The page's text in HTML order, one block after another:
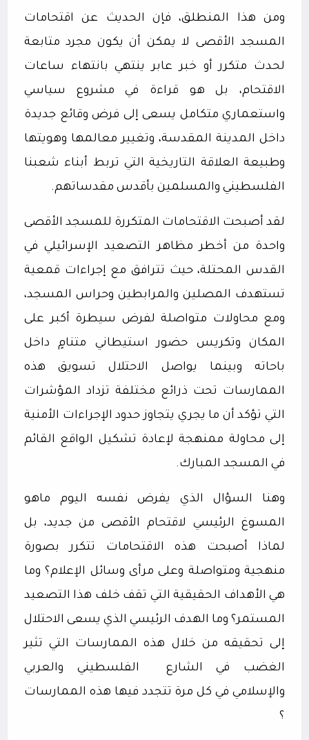
ومن هذا المنطلق، فإن الحديث عن اقتحامات
المسجد الأقصى لا يمكن أن يكون مجرد متابعة
لحدث متكرر أو خبر عابر ينتهي بانتهاء ساعات
الاقتحام، بل هو قراءة في مشروع سياسي
واستعماري متكامل يسعى إلى فرض وقائع جديدة
داخل المدينة المقدسة، وتغيير معالمها وهويتها
وطبيعة العلاقة التاريخية التي تربط أبناء شعبنا
الفلسطيني والمسلمين بأقدس مقدساتهم.
لقد أصبحت الاقتحامات المتكررة للمسجد الأقصى
واحدة من أخطر مظاهر التصعيد الإسرائيلي في
القدس المحتلة، حيث تترافق مع إجراءات قمعية
تستهدف المصلين والمرابطين وحراس المسجد،
ومع محاولات متواصلة لفرض سيطرة أكبر على
المكان وتكريس حضور استيطاني متنامٍ داخل
باحاته وبينما يواصل الاحتلال تسويق هذه
الممارسات تحت ذرائع مختلفة تزداد المؤشرات
التي تؤكد أن ما يجري يتجاوز حدود الإجراءات الأمنية
إلى محاولة ممنهجة لإعادة تشكيل الواقع القائم
في المسجد المبارك.
وهنا السؤال الذي يفرض نفسه اليوم ماهو
المسوغ الرئيسي لاقتحام الأقصى من جديد، بل
لماذا أصبحت هذه الاقتحامات تتكرر بصورة
منهجية ومتواصلة وعلى مرأى وسائل الإعلام؟ وما
هي الأهداف الحقيقية التي تقف خلف هذا التصعيد
المستمر؟ وما الهدف الرئيسي الذي يسعى الاحتلال
إلى تحقيقه من خلال هذه الممارسات التي تثير
الغضب في الشارع
الفلسطيني والعربي
والإسلامي في كل مرة تتجدد فيها هذه الممارسات
؟